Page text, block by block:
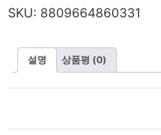
SKU: 8809664860331
설명 상품평 (0)